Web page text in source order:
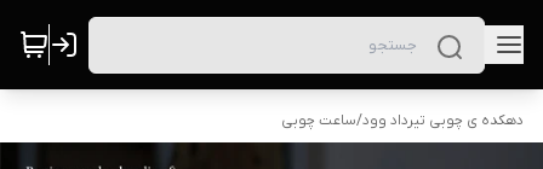
دهکده ی چوبی تیرداد وود/ساعت چوبی